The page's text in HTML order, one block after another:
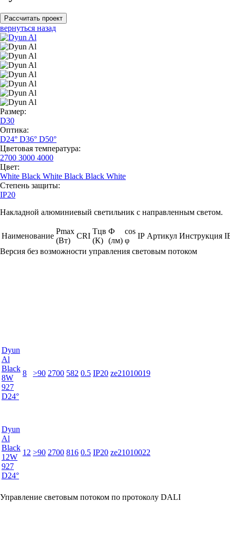
Рассчитать проект
вернуться назад
Размер:
D30
Оптика:
D24° D36° D50°
Цветовая температура:
2700 3000 4000
Цвет:
White Black White Black Black White
Степень защиты:
IP20
Накладной алюминиевый светильник с направленным светом.
Наименование
Pmax
(Вт)
CRI
Тцв
(К)
Ф
(лм)
cos
φ
IP Артикул Инструкция
Версия без возможности управления световым потоком
Dyun
Al
Black
8W
927
D24°
8 >90 2700 582 0.5 IP20 ze21010019
Dyun
Al
Black
12W
927
D24°
12 >90 2700 816 0.5 IP20 ze21010022
Управление световым потоком по протоколу DALI